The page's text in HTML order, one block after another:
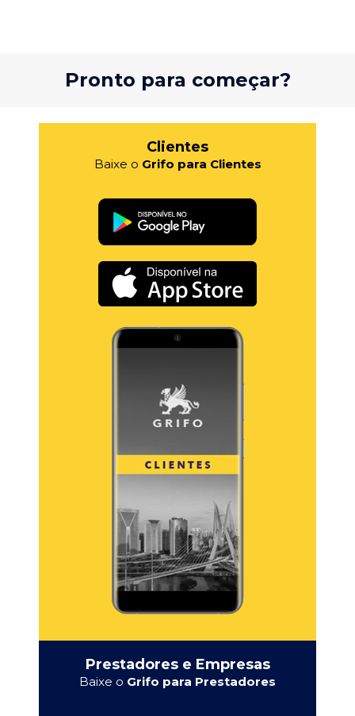
Pronto para começar?
Clientes
Baixe o Grifo para Clientes
Prestadores e Empresas
Baixe o Grifo para Prestadores